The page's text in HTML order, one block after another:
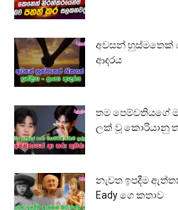
අවසන් හුස්මතෙක්
ආදරය
තම පෙම්වතියගේ
ලක් වූ කොරියානු
නැවත ඉපදීම
Eady ගෙ කතාව